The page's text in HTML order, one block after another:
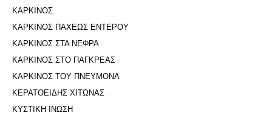
ΚΑΡΚΙΝΟΣ
ΚΑΡΚΙΝΟΣ ΠΑΧΕΩΣ ΕΝΤΕΡΟΥ
ΚΑΡΚΙΝΟΣ ΣΤΑ ΝΕΦΡΑ
ΚΑΡΚΙΝΟΣ ΣΤΟ ΠΑΓΚΡΕΑΣ
ΚΑΡΚΙΝΟΣ ΤΟΥ ΠΝΕΥΜΟΝΑ
ΚΕΡΑΤΟΕΙΔΗΣ ΧΙΤΩΝΑΣ
ΚΥΣΤΙΚΗ ΙΝΩΣΗ